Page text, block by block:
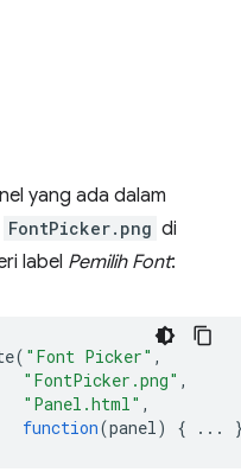
yang ada dalam
FontPicker.png di
label Pemilih Font:
( "Font Picker" ,
"FontPicker.png" ,
"Panel.html" ,
function(panel) { ...